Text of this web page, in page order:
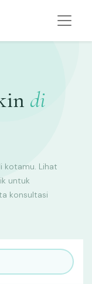
di
kotamu. Lihat
untuk
konsultasi